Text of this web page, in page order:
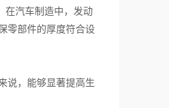
汽车制造中，发动
零部件的厚度符合设
说，能够显著提高生